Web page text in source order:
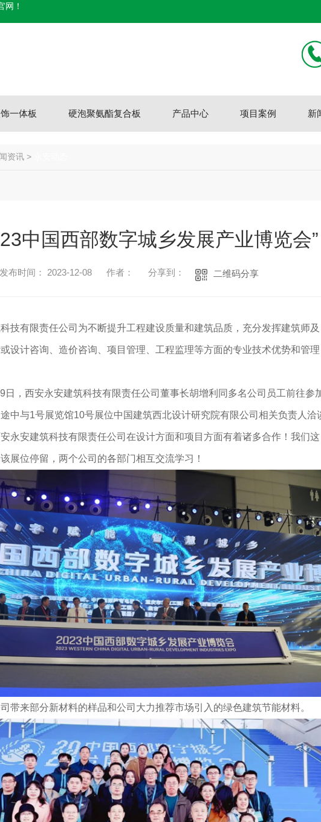
网！
一体板 硬泡聚氨酯复合板 产品中心 项目案例 新
资讯 >
中国西部数字城乡发展产业博览会”
发布时间： 2023-12-08 作者： 分享到： 二维码分享
技有限责任公司为不断提升工程建设质量和建筑品质，充分发挥建筑师及
设计咨询、造价咨询、项目管理、工程监理等方面的专业技术优势和管理
日，西安永安建筑科技有限责任公司董事长胡增利同多名公司员工前往参
中与1号展览馆10号展位中国建筑西北设计研究院有限公司相关负责人洽
永安建筑科技有限责任公司在设计方面和项目方面有着诸多合作！我们这
展位停留，两个公司的各部门相互交流学习！
带来部分新材料的样品和公司大力推荐市场引入的绿色建筑节能材料。